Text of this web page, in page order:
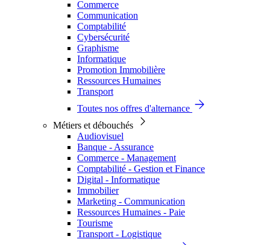
Commerce
Communication
Comptabilité
Cybersécurité
Graphisme
Informatique
Promotion Immobilière
Ressources Humaines
Transport
Toutes nos offres d'alternance
Métiers et débouchés
Audiovisuel
Banque - Assurance
Commerce - Management
Comptabilité - Gestion et Finance
Digital - Informatique
Immobilier
Marketing - Communication
Ressources Humaines - Paie
Tourisme
Transport - Logistique